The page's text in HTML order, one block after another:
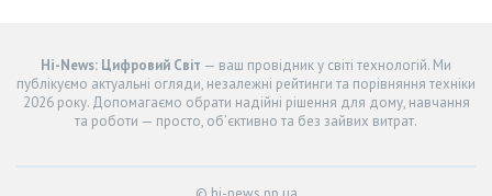
Hi-News: Цифровий Світ — ваш провідник у світі технологій. Ми
публікуємо актуальні огляди, незалежні рейтинги та порівняння техніки
2026 року. Допомагаємо обрати надійні рішення для дому, навчання
та роботи — просто, об’єктивно та без зайвих витрат.